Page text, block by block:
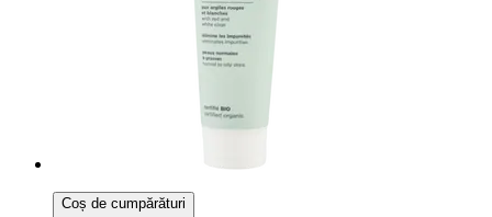
Coș de cumpărături